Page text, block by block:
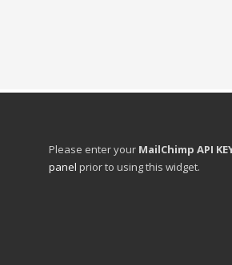
Please enter your MailChimp API
panel prior to using this widget.